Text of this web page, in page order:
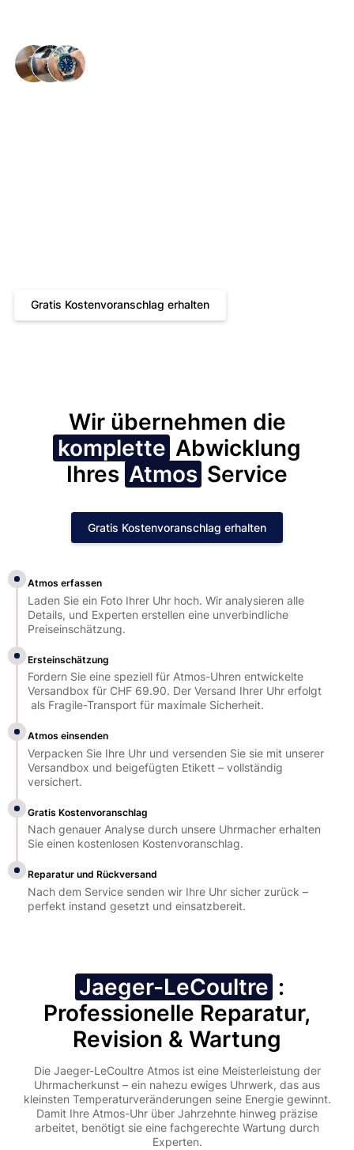
Gratis Kostenvoranschlag erhalten
Wir übernehmen die
komplette Abwicklung
Ihres Atmos Service
Gratis Kostenvoranschlag erhalten
Atmos erfassen
Laden Sie ein Foto Ihrer Uhr hoch. Wir analysieren alle
Details, und Experten erstellen eine unverbindliche
Preiseinschätzung.
Ersteinschätzung
Fordern Sie eine speziell für Atmos-Uhren entwickelte
Versandbox für CHF 69.90. Der Versand Ihrer Uhr erfolgt
als Fragile-Transport für maximale Sicherheit.
Atmos einsenden
Verpacken Sie Ihre Uhr und versenden Sie sie mit unserer
Versandbox und beigefügten Etikett – vollständig
versichert.
Gratis Kostenvoranschlag
Nach genauer Analyse durch unsere Uhrmacher erhalten
Sie einen kostenlosen Kostenvoranschlag.
Reparatur und Rückversand
Nach dem Service senden wir Ihre Uhr sicher zurück –
perfekt instand gesetzt und einsatzbereit.
Jaeger-LeCoultre :
Professionelle Reparatur,
Revision & Wartung
Die Jaeger-LeCoultre Atmos ist eine Meisterleistung der
Uhrmacherkunst – ein nahezu ewiges Uhrwerk, das aus
kleinsten Temperaturveränderungen seine Energie gewinnt.
Damit Ihre Atmos-Uhr über Jahrzehnte hinweg präzise
arbeitet, benötigt sie eine fachgerechte Wartung durch
Experten.